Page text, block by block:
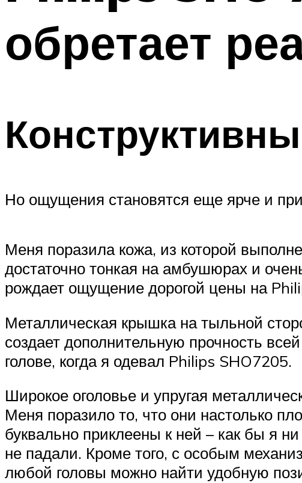
обретает
Но ощущения становятся еще ярче и
Меня поразила кожа, из которой
достаточно тонкая на амбушюрах и
рождает ощущение дорогой цены на
Металлическая крышка на тыльной
создает дополнительную прочность
голове, когда я одевал Philips SHO7205.
Широкое оголовье и упругая
Меня поразило то, что они настолько
буквально приклеены к ней – как бы я
не падали. Кроме того, с особым
любой головы можно найти удобную